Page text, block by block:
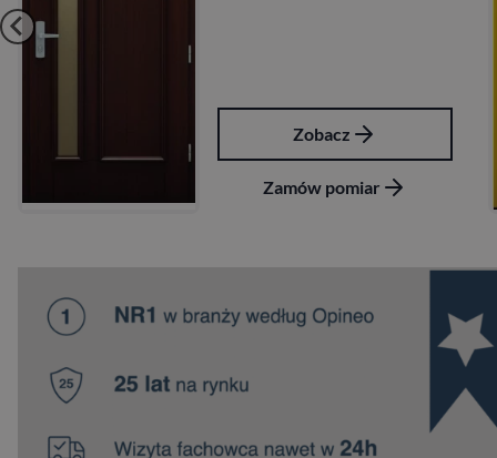
Zobacz
Zamów pomiar